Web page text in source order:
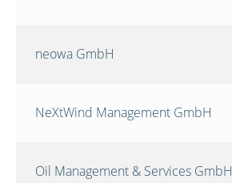
neowa GmbH
NeXtWind Management GmbH
Oil Management & Services GmbH